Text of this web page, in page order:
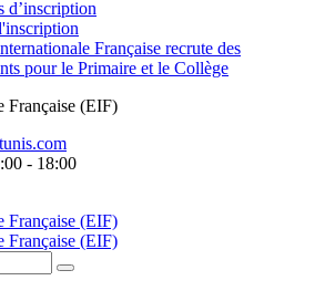
d’inscription
Française recrute des
pour le Primaire et le Collège
- 18:00